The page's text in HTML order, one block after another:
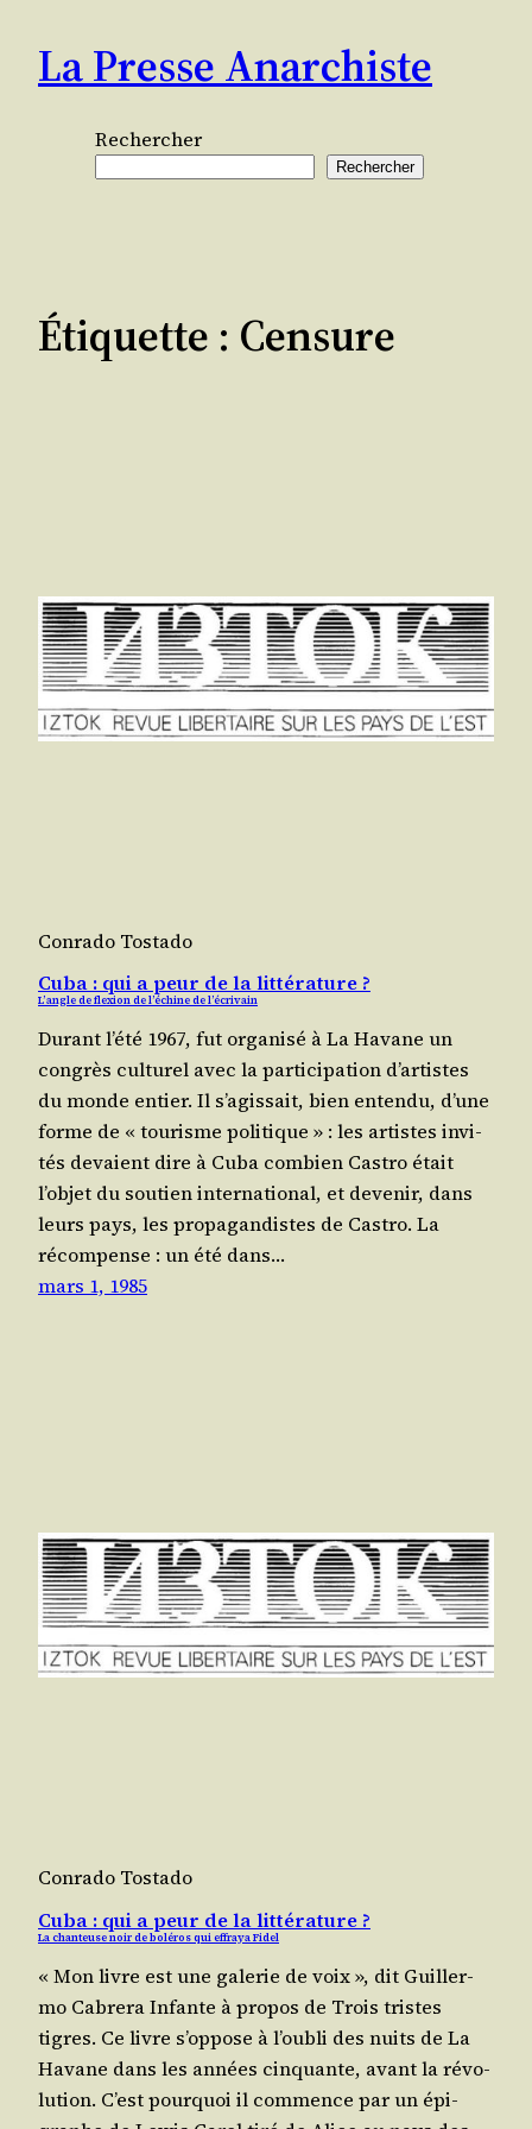
contenu
La Presse Anarchiste
Rechercher
Rechercher
Étiquette : Censure
Conrado Tostado
Cuba : qui a peur de la littérature ?
L’angle de flexion de l’échine de l’écrivain
Durant l’é­té 1967, fut orga­ni­sé à La Havane un
congrès cultu­rel avec la par­ti­ci­pa­tion d’ar­tistes
du monde entier. Il s’a­gis­sait, bien enten­du, d’une
forme de « tou­risme poli­tique » : les artistes invi­
tés devaient dire à Cuba com­bien Cas­tro était
l’ob­jet du sou­tien inter­na­tio­nal, et deve­nir, dans
leurs pays, les pro­pa­gan­distes de Cas­tro. La
récom­pense : un été dans…
mars 1, 1985
Conrado Tostado
Cuba : qui a peur de la littérature ?
La chanteuse noir de boléros qui effraya Fidel
« Mon livre est une gale­rie de voix », dit Guiller­
mo Cabre­ra Infante à pro­pos de Trois tristes
tigres. Ce livre s’op­pose à l’ou­bli des nuits de La
Havane dans les années cin­quante, avant la révo­
lu­tion. C’est pour­quoi il com­mence par un épi­